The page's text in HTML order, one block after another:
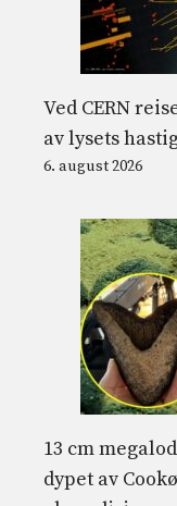
Ved CERN
av lysets
6. august 2026
13 cm
dypet av